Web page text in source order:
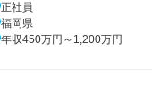
正社員
福岡県
年収450万円～1,200万円